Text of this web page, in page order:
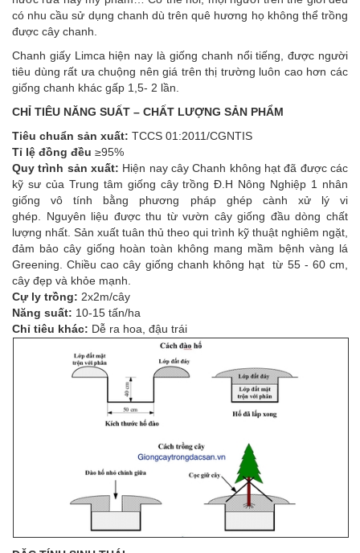
có nhu cầu sử dụng chanh dù trên quê hương họ không thể trồng
được cây chanh.
Chanh giấy Limca hiện nay là giống chanh nổi tiếng, được người
tiêu dùng rất ưa chuộng nên giá trên thị trường luôn cao hơn các
giống chanh khác gấp 1,5- 2 lần.
CHỈ TIÊU NĂNG SUẤT – CHẤT LƯỢNG SẢN PHẨM
Tiêu chuẩn sản xuất: TCCS 01:2011/CGNTIS
Tỉ lệ đồng đều ≥95%
Quy trình sản xuất: Hiện nay cây Chanh không hạt đã được các
kỹ sư của Trung tâm giống cây trồng Đ.H Nông Nghiệp 1 nhân
giống vô tính bằng phương pháp ghép cành xử lý vi
ghép. Nguyên liệu được thu từ vườn cây giống đầu dòng chất
lượng nhất. Sản xuất tuân thủ theo qui trình kỹ thuật nghiêm ngặt,
đảm bảo cây giống hoàn toàn không mang mầm bệnh vàng lá
Greening. Chiều cao cây giống chanh không hạt từ 55 - 60 cm,
cây đẹp và khỏe mạnh.
Cự ly trồng: 2x2m/cây
Năng suất: 10-15 tấn/ha
Chỉ tiêu khác: Dễ ra hoa, đậu trái